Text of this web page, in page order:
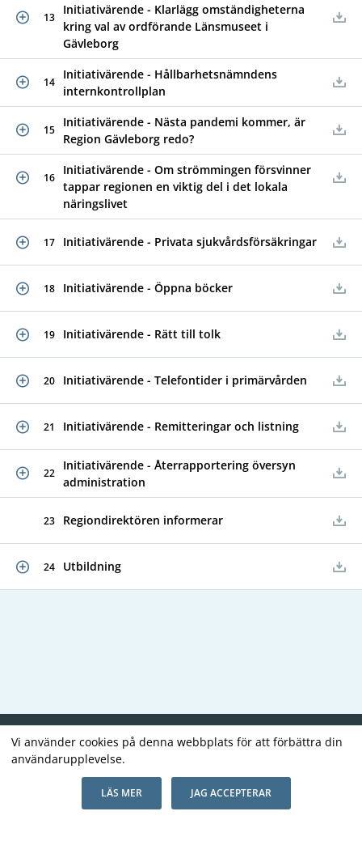
13
Initiativärende - Klarlägg omständigheterna
kring val av ordförande Länsmuseet i
Gävleborg
14
Initiativärende - Hållbarhetsnämndens
internkontrollplan
15
Initiativärende - Nästa pandemi kommer, är
Region Gävleborg redo?
16
Initiativärende - Om strömmingen försvinner
tappar regionen en viktig del i det lokala
näringslivet
17 Initiativärende - Privata sjukvårdsförsäkringar
18 Initiativärende - Öppna böcker
19 Initiativärende - Rätt till tolk
20 Initiativärende - Telefontider i primärvården
21 Initiativärende - Remitteringar och listning
22
Initiativärende - Återrapportering översyn
administration
23 Regiondirektören informerar
24 Utbildning
Copyright В© 2026
Vi använder cookies på denna webbplats för att förbättra din
användarupplevelse.